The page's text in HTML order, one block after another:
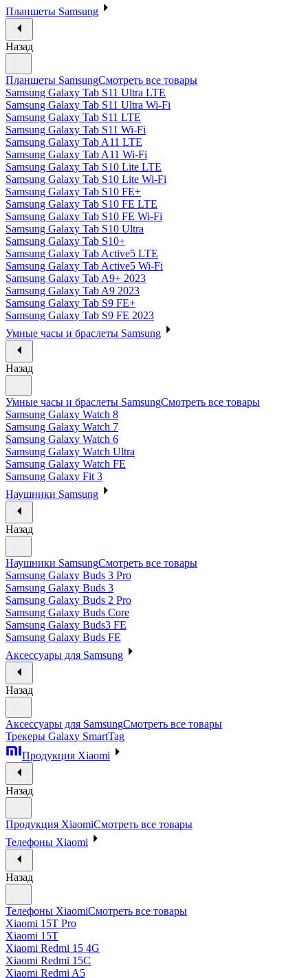
Планшеты Samsung
Назад
Планшеты SamsungСмотреть все товары
Samsung Galaxy Tab S11 Ultra LTE
Samsung Galaxy Tab S11 Ultra Wi-Fi
Samsung Galaxy Tab S11 LTE
Samsung Galaxy Tab S11 Wi-Fi
Samsung Galaxy Tab A11 LTE
Samsung Galaxy Tab A11 Wi-Fi
Samsung Galaxy Tab S10 Lite LTE
Samsung Galaxy Tab S10 Lite Wi-Fi
Samsung Galaxy Tab S10 FE+
Samsung Galaxy Tab S10 FE LTE
Samsung Galaxy Tab S10 FE Wi-Fi
Samsung Galaxy Tab S10 Ultra
Samsung Galaxy Tab S10+
Samsung Galaxy Tab Active5 LTE
Samsung Galaxy Tab Active5 Wi-Fi
Samsung Galaxy Tab A9+ 2023
Samsung Galaxy Tab A9 2023
Samsung Galaxy Tab S9 FE+
Samsung Galaxy Tab S9 FE 2023
Умные часы и браслеты Samsung
Назад
Умные часы и браслеты SamsungСмотреть все товары
Samsung Galaxy Watch 8
Samsung Galaxy Watch 7
Samsung Galaxy Watch 6
Samsung Galaxy Watch Ultra
Samsung Galaxy Watch FE
Samsung Galaxy Fit 3
Наушники Samsung
Назад
Наушники SamsungСмотреть все товары
Samsung Galaxy Buds 3 Pro
Samsung Galaxy Buds 3
Samsung Galaxy Buds 2 Pro
Samsung Galaxy Buds Core
Samsung Galaxy Buds3 FE
Samsung Galaxy Buds FE
Аксессуары для Samsung
Назад
Аксессуары для SamsungСмотреть все товары
Трекеры Galaxy SmartTag
Продукция Xiaomi
Назад
Продукция XiaomiСмотреть все товары
Телефоны Xiaomi
Назад
Телефоны XiaomiСмотреть все товары
Xiaomi 15T Pro
Xiaomi 15T
Xiaomi Redmi 15 4G
Xiaomi Redmi 15C
Xiaomi Redmi A5